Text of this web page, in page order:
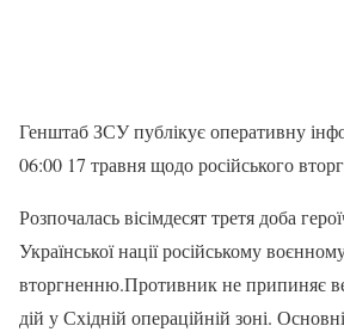
Генштаб ЗСУ публікує оперативну
06:00 17 травня щодо російського
Розпочалась вісімдесят третя доба
Української нації російському
вторгненню.Противник не припиняє
дій у Східній операційній зоні.